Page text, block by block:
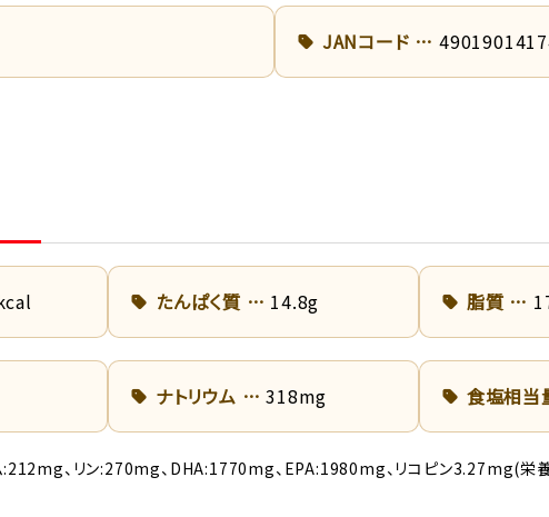
JANコード
たんぱく質 14.8g 脂質
ナトリウム 318mg 食塩相当
:212mg、リン:270mg、DHA:1770mg、EPA:1980mg、リコピン3.27mg(栄